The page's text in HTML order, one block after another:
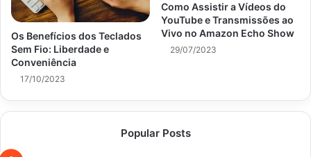
Os Benefícios dos Teclados
Sem Fio: Liberdade e
Conveniência
17/10/2023
Como Assistir a Vídeos do
YouTube e Transmissões ao
Vivo no Amazon Echo Show
29/07/2023
Popular Posts